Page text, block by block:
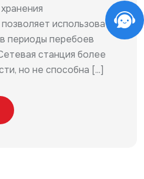
использовать
периоды перебоев
станция более
но не способна [...]